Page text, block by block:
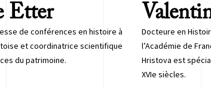
Etter
de conférences en histoire à
et coordinatrice scientifique
du patrimoine.
Docteure en
l’Académie de
Hristova est
XVIe siècles.